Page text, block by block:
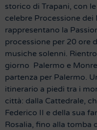
storico di Trapani, con
celebre Processione
rappresentano la
processione per 20 ore
musiche solenni.
giorno Palermo e
partenza per Palermo.
itinerario a piedi tra i
città: dalla Cattedrale,
Federico II e della sua
Rosalia, fino alla tomba